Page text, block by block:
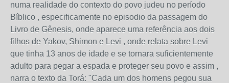
numa realidade do contexto do povo judeu no período
Bíblico , especificamente no episodio da passagem do
Livro de Gênesis, onde aparece uma referência aos dois
filhos de Yakov, Shimon e Levi , onde relata sobre Levi
que tinha 13 anos de idade e se tornara suficientemente
adulto para pegar a espada e proteger seu povo e assim ,
narra o texto da Torá: "Cada um dos homens pegou sua